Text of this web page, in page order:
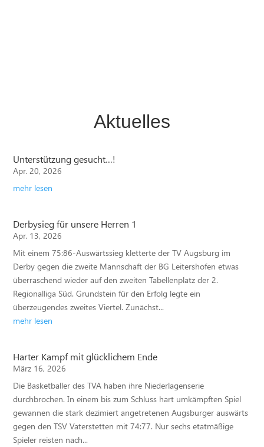
Aktuelles
Unterstützung gesucht…!
Apr. 20, 2026
mehr lesen
Derbysieg für unsere Herren 1
Apr. 13, 2026
Mit einem 75:86-Auswärtssieg kletterte der TV Augsburg im
Derby gegen die zweite Mannschaft der BG Leitershofen etwas
überraschend wieder auf den zweiten Tabellenplatz der 2.
Regionalliga Süd. Grundstein für den Erfolg legte ein
überzeugendes zweites Viertel. Zunächst...
mehr lesen
Harter Kampf mit glücklichem Ende
März 16, 2026
Die Basketballer des TVA haben ihre Niederlagenserie
durchbrochen. In einem bis zum Schluss hart umkämpften Spiel
gewannen die stark dezimiert angetretenen Augsburger auswärts
gegen den TSV Vaterstetten mit 74:77. Nur sechs etatmäßige
Spieler reisten nach...